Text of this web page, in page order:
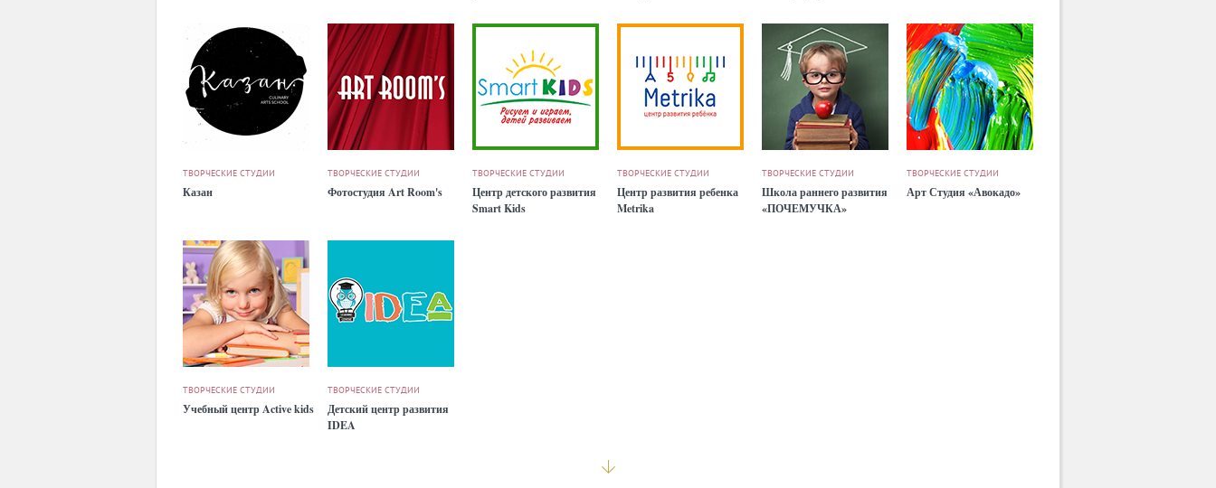
ТВОРЧЕСКИЕ СТУДИИ
Казан
ТВОРЧЕСКИЕ СТУДИИ
Фотостудия Art Room's
ТВОРЧЕСКИЕ СТУДИИ
Центр детского развития
Smart Kids
ТВОРЧЕСКИЕ СТУДИИ
Центр развития ребенка
Metrika
ТВОРЧЕСКИЕ СТУДИИ
Школа раннего развития
«ПОЧЕМУЧКА»
ТВОРЧЕСКИЕ СТУДИИ
Арт Студия «Авокадо»
ТВОРЧЕСКИЕ СТУДИИ
Учебный центр Active kids
ТВОРЧЕСКИЕ СТУДИИ
Детский центр развития
IDEA